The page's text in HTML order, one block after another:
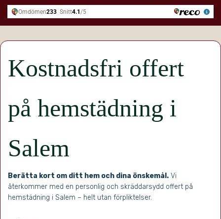
Kostnadsfri offert
på hemstädning i
Salem
Berätta kort om ditt hem och dina önskemål. Vi
återkommer med en personlig och skräddarsydd offert på
hemstädning i Salem – helt utan förpliktelser.